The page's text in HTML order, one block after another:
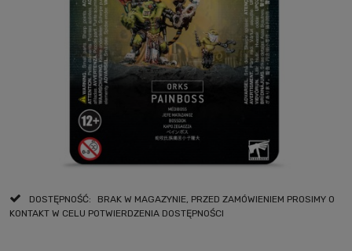
DOSTĘPNOŚĆ:
BRAK W MAGAZYNIE, PRZED ZAMÓWIENIEM PROSIMY O
KONTAKT W CELU POTWIERDZENIA DOSTĘPNOŚCI